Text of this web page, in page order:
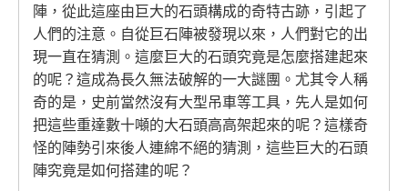
陣，從此這座由巨大的石頭構成的奇特古跡，引起了
人們的注意。自從巨石陣被發現以來，人們對它的出
現一直在猜測。這麼巨大的石頭究竟是怎麼搭建起來
的呢？這成為長久無法破解的一大謎團。尤其令人稱
奇的是，史前當然沒有大型吊車等工具，先人是如何
把這些重達數十噸的大石頭高高架起來的呢？這樣奇
怪的陣勢引來後人連綿不絕的猜測，這些巨大的石頭
陣究竟是如何搭建的呢？